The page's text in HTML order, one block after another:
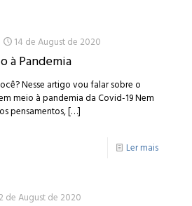
14 de August de 2020
à Pandemia
Nesse artigo vou falar sobre o
meio à pandemia da Covid-19 Nem
pensamentos,[…]
Ler mais
de August de 2020